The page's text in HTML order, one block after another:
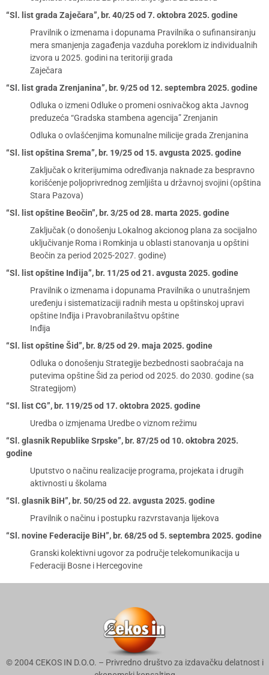
“Sl. list grada Zaječara”, br. 40/25 od 7. oktobra 2025. godine
Pravilnik o izmenama i dopunama Pravilnika o sufinansiranju
mera smanjenja zagađenja vazduha poreklom iz individualnih
izvora u 2025. godini na teritoriji grada
Zaječara
“Sl. list grada Zrenjanina”, br. 9/25 od 12. septembra 2025. godine
Odluka o izmeni Odluke o promeni osnivačkog akta Javnog
preduzeća “Gradska stambena agencija” Zrenjanin
Odluka o ovlašćenjima komunalne milicije grada Zrenjanina
“Sl. list opština Srema”, br. 19/25 od 15. avgusta 2025. godine
Zaključak o kriterijumima određivanja naknade za bespravno
korišćenje poljoprivrednog zemljišta u državnoj svojini (opština
Stara Pazova)
“Sl. list opštine Beočin”, br. 3/25 od 28. marta 2025. godine
Zaključak (o donošenju Lokalnog akcionog plana za socijalno
uključivanje Roma i Romkinja u oblasti stanovanja u opštini
Beočin za period 2025-2027. godine)
“Sl. list opštine Inđija”, br. 11/25 od 21. avgusta 2025. godine
Pravilnik o izmenama i dopunama Pravilnika o unutrašnjem
uređenju i sistematizaciji radnih mesta u opštinskoj upravi
opštine Inđija i Pravobranilaštvu opštine
Inđija
“Sl. list opštine Šid”, br. 8/25 od 29. maja 2025. godine
Odluka o donošenju Strategije bezbednosti saobraćaja na
putevima opštine Šid za period od 2025. do 2030. godine (sa
Strategijom)
“Sl. list CG”, br. 119/25 od 17. oktobra 2025. godine
Uredba o izmjenama Uredbe o viznom režimu
“Sl. glasnik Republike Srpske”, br. 87/25 od 10. oktobra 2025.
godine
Uputstvo o načinu realizacije programa, projekata i drugih
aktivnosti u školama
“Sl. glasnik BiH”, br. 50/25 od 22. avgusta 2025. godine
Pravilnik o načinu i postupku razvrstavanja lijekova
“Sl. novine Federacije BiH”, br. 68/25 od 5. septembra 2025. godine
Granski kolektivni ugovor za područje telekomunikacija u
Federaciji Bosne i Hercegovine
© 2004 CEKOS IN D.O.O. – Privredno društvo za izdavačku delatnost i